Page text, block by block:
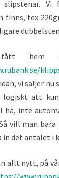
slipstenar. Vi
finns, tex
hem
vi säljer nu
att
ha, inte
vill man
in det antalet i
allt nytt, på